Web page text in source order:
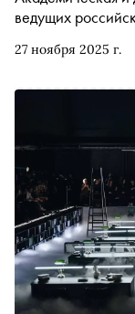
27 ноября 2025 г.
ведущих